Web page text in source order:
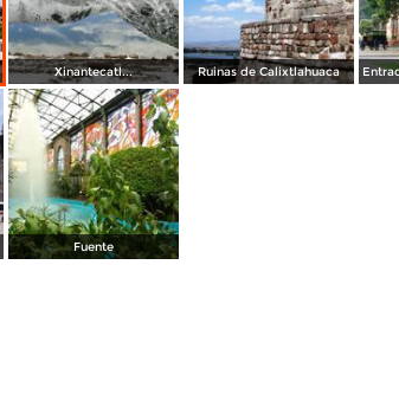
Xinantecatl... Ruinas de Calixtlahuaca
Fuente